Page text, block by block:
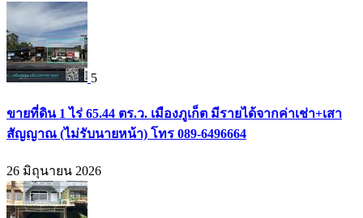
5
ขายที่ดิน 1 ไร่ 65.44 ตร.ว. เมืองภูเก็ต มีรายได้จากค่าเช่า+เสา
สัญญาณ (ไม่รับนายหน้า) โทร 089-6496664
26 มิถุนายน 2026